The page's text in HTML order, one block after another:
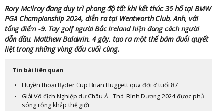
Rory McIlroy đang duy trì phong độ tốt khi kết thúc 36 hố tại BMW
PGA Championship 2024, diễn ra tại Wentworth Club, Anh, với
tổng điểm -9. Tay golf người Bắc Ireland hiện đang cách người
dẫn đầu, Matthew Baldwin, 4 gậy, tạo ra một thế bám đuổi quyết
liệt trong những vòng đấu cuối cùng.
Tin bài liên quan
Huyền thoại Ryder Cup Brian Huggett qua đời ở tuổi 87
Giải Vô địch Nghiệp dư Châu Á - Thái Bình Dương 2024 được phủ
sóng rộng khắp thế giới